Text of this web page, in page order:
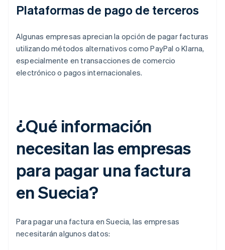
Plataformas de pago de terceros
Algunas empresas aprecian la opción de pagar facturas
utilizando métodos alternativos como PayPal o Klarna,
especialmente en transacciones de comercio
electrónico o pagos internacionales.
¿Qué información
necesitan las empresas
para pagar una factura
en Suecia?
Para pagar una factura en Suecia, las empresas
necesitarán algunos datos: